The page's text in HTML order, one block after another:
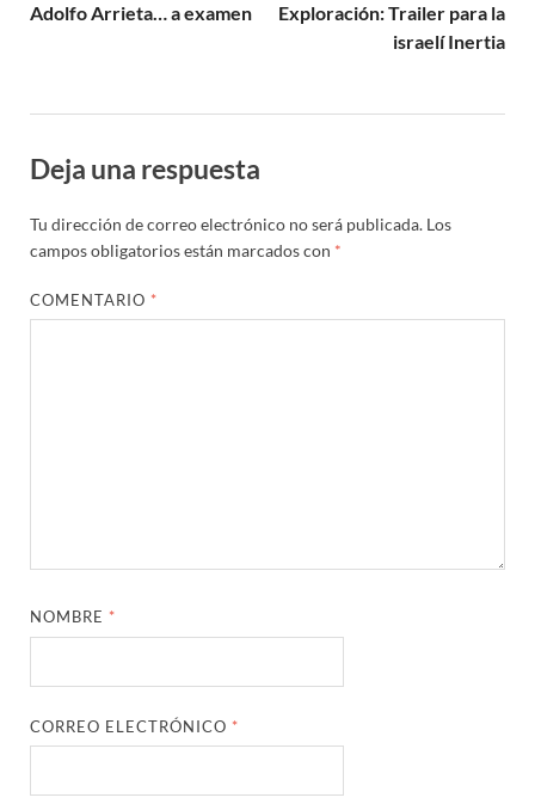
Adolfo Arrieta… a examen
Exploración: Trailer para la
israelí Inertia
Deja una respuesta
Tu dirección de correo electrónico no será publicada. Los
campos obligatorios están marcados con *
COMENTARIO *
NOMBRE *
CORREO ELECTRÓNICO *